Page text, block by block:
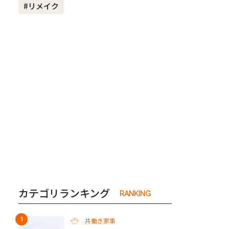
夫婦
#リメイク
カテゴリランキング RANKING
共働き家事